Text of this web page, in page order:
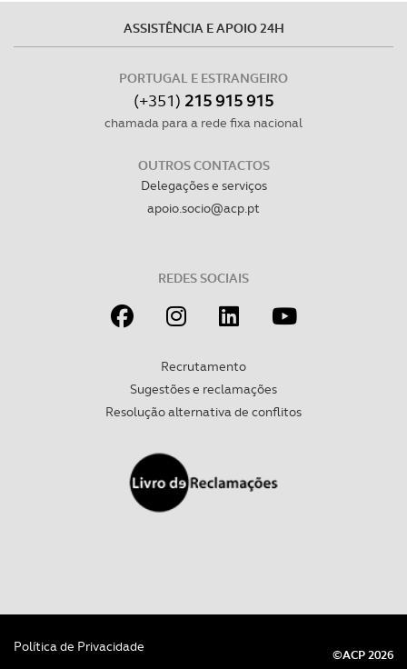
ASSISTÊNCIA E APOIO 24H
PORTUGAL E ESTRANGEIRO
(+351) 215 915 915
chamada para a rede fixa nacional
OUTROS CONTACTOS
Delegações e serviços
apoio.socio@acp.pt
REDES SOCIAIS
Recrutamento
Sugestões e reclamações
Resolução alternativa de conflitos
Política de Privacidade
©ACP 2026